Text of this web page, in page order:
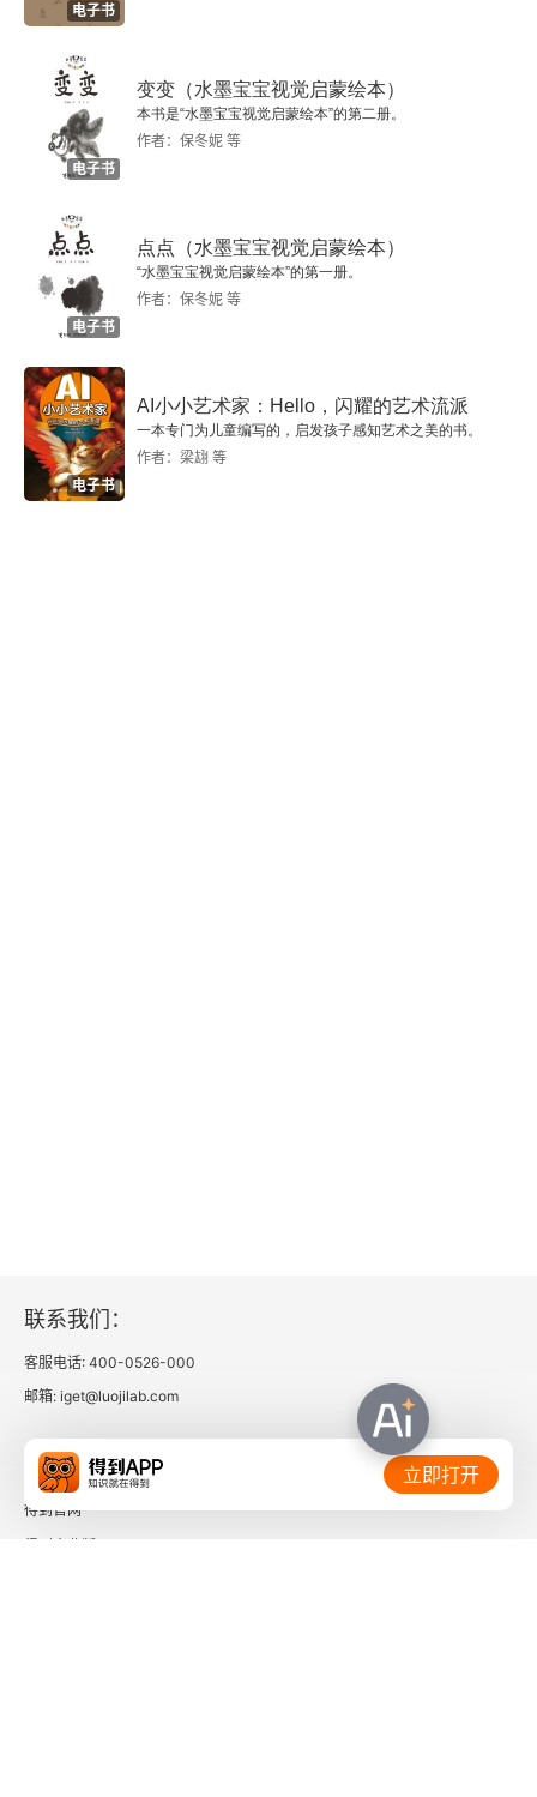
14. 审美补偿
15. 机器的成就
16. 古技术之旅
1. 新技术的开端
2. 科学的重要性
3. 新能源
4. 无产阶级的失所
5. 新技术材料
7. 往昔崇拜
8. 回归自然
9. 有机与机械之两极
类可以无限地自我改善。对机器和大工业生产的憧
憬使人们相信，有生命力的机器比无生命力的有机
体更好。于是，人们无情地开发矿藏，用机器的巨
大力量来榨取大自然，对动植物乃至人的生命力的
戕害也在所不惜。采矿这一曾被视为不人道的职
业，在工业时代却成为了主导性的产业。采矿业的
方法和理念逐渐成为西方发展工业的主导模式，并
为早期资本主义奠定了剥削的基本模式。对黄金、
的发展。这种不计后果、快速致富的观念也扩散到
了整个社会，诸如股票投机和房地产开发等现象背
后，都隐藏着同样的观念。不仅如此，机器还带来
电子书
电子书
变变（水墨宝宝视觉启蒙绘本）
本书是“水墨宝宝视觉启蒙绘本”的第二册。
作者：保冬妮 等
电子书
点点（水墨宝宝视觉启蒙绘本）
“水墨宝宝视觉启蒙绘本”的第一册。
作者：保冬妮 等
电子书
AI小小艺术家：Hello，闪耀的艺术流派
一本专门为儿童编写的，启发孩子感知艺术之美的书。
作者：梁翃 等
联系我们：
客服电话: 400-0526-000
邮箱: iget@luojilab.com
相关链接：
得到官网
立即打开